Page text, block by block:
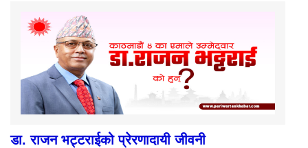
डा. राजन भट्टराईको प्रेरणादायी जीवनी